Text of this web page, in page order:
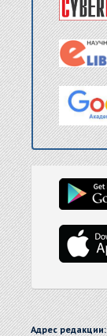
Адрес редакции: